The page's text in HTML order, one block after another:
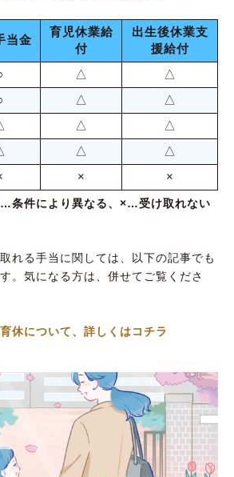
当金
育児休業給
付
出生後休業支
援給付
△
△
△
△
△
△
△
△
× ×
件により異なる、×…受け取れない
れる手当に関しては、以下の記事でも
。気になる方は、併せてご覧くださ
休について、詳しくはコチラ